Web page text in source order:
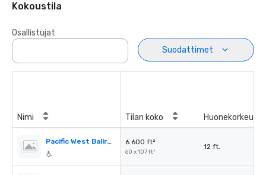
Kokoustila
Osallistujat
Suodattimet
Nimi Tilan koko Huonekorkeus
Pacific West Ballroom 6 600 ft²
60 x 107 ft²
12 ft.